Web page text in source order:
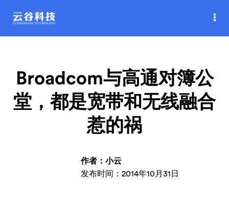
Broadcom与高通对簿公
堂，都是宽带和无线融合
惹的祸
作者：小云
发布时间：2014年10月31日